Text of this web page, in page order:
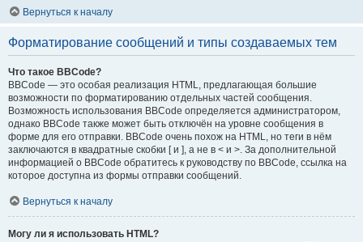
Вернуться к началу
Форматирование сообщений и типы создаваемых тем
Что такое BBCode?
BBCode — это особая реализация HTML, предлагающая большие
возможности по форматированию отдельных частей сообщения.
Возможность использования BBCode определяется администратором,
однако BBCode также может быть отключён на уровне сообщения в
форме для его отправки. BBCode очень похож на HTML, но теги в нём
заключаются в квадратные скобки [ и ], а не в < и >. За дополнительной
информацией о BBCode обратитесь к руководству по BBCode, ссылка на
которое доступна из формы отправки сообщений.
Вернуться к началу
Могу ли я использовать HTML?